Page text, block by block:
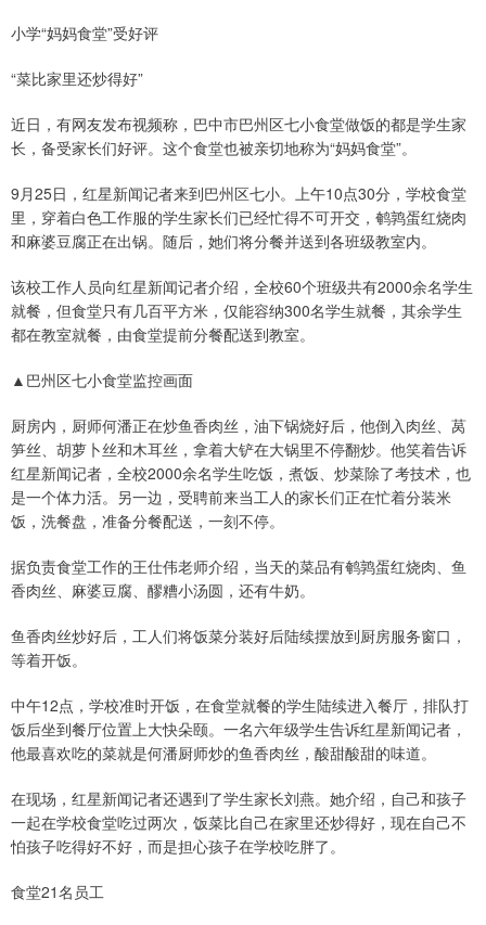
小学“妈妈食堂”受好评
“菜比家里还炒得好”
近日，有网友发布视频称，巴中市巴州区七小食堂做饭的都是学生家
长，备受家长们好评。这个食堂也被亲切地称为“妈妈食堂”。
9月25日，红星新闻记者来到巴州区七小。上午10点30分，学校食堂
里，穿着白色工作服的学生家长们已经忙得不可开交，鹌鹑蛋红烧肉
和麻婆豆腐正在出锅。随后，她们将分餐并送到各班级教室内。
该校工作人员向红星新闻记者介绍，全校60个班级共有2000余名学生
就餐，但食堂只有几百平方米，仅能容纳300名学生就餐，其余学生
都在教室就餐，由食堂提前分餐配送到教室。
▲巴州区七小食堂监控画面
厨房内，厨师何潘正在炒鱼香肉丝，油下锅烧好后，他倒入肉丝、莴
笋丝、胡萝卜丝和木耳丝，拿着大铲在大锅里不停翻炒。他笑着告诉
红星新闻记者，全校2000余名学生吃饭，煮饭、炒菜除了考技术，也
是一个体力活。另一边，受聘前来当工人的家长们正在忙着分装米
饭，洗餐盘，准备分餐配送，一刻不停。
据负责食堂工作的王仕伟老师介绍，当天的菜品有鹌鹑蛋红烧肉、鱼
香肉丝、麻婆豆腐、醪糟小汤圆，还有牛奶。
鱼香肉丝炒好后，工人们将饭菜分装好后陆续摆放到厨房服务窗口，
等着开饭。
中午12点，学校准时开饭，在食堂就餐的学生陆续进入餐厅，排队打
饭后坐到餐厅位置上大快朵颐。一名六年级学生告诉红星新闻记者，
他最喜欢吃的菜就是何潘厨师炒的鱼香肉丝，酸甜酸甜的味道。
在现场，红星新闻记者还遇到了学生家长刘燕。她介绍，自己和孩子
一起在学校食堂吃过两次，饭菜比自己在家里还炒得好，现在自己不
怕孩子吃得好不好，而是担心孩子在学校吃胖了。
食堂21名员工